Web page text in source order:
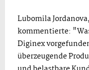
Lubomila
kommentierte:
Diginex
überzeugende